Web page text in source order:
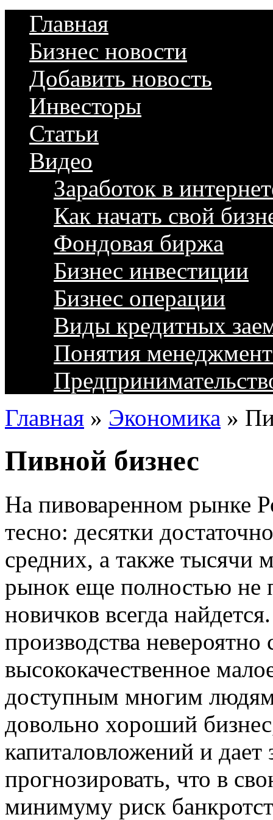
Главная
Бизнес новости
Добавить новость
Инвесторы
Статьи
Видео
Заработок в
Как начать свой
Фондовая биржа
Бизнес инвестиции
Бизнес операции
Виды кредитных
Понятия
Главная » Экономика »
Пивной бизнес
На пивоваренном рынке
тесно: десятки
средних, а также тысячи
рынок еще полностью не
новичков всегда
производства
высококачественное
доступным многим
довольно хороший
капиталовложений и
прогнозировать, что в
минимуму риск